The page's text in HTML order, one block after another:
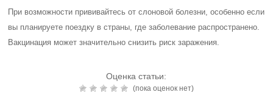
При возможности прививайтесь от слоновой болезни, особенно если
вы планируете поездку в страны, где заболевание распространено.
Вакцинация может значительно снизить риск заражения.
Оценка статьи:
(пока оценок нет)